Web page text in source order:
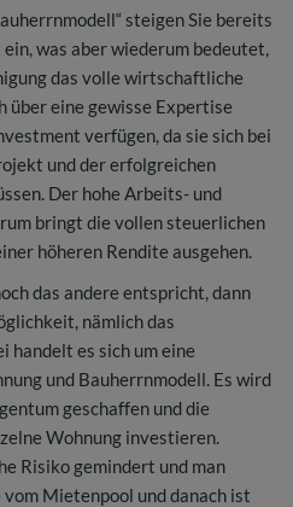
steigen Sie bereits
was aber wiederum bedeutet,
das volle wirtschaftliche
über eine gewisse Expertise
verfügen, da sie sich bei
und der erfolgreichen
Der hohe Arbeits- und
bringt die vollen steuerlichen
höheren Rendite ausgehen.
das andere entspricht, dann
nämlich das
handelt es sich um eine
und Bauherrnmodell. Es wird
geschaffen und die
Wohnung investieren.
Risiko gemindert und man
Mietenpool und danach ist